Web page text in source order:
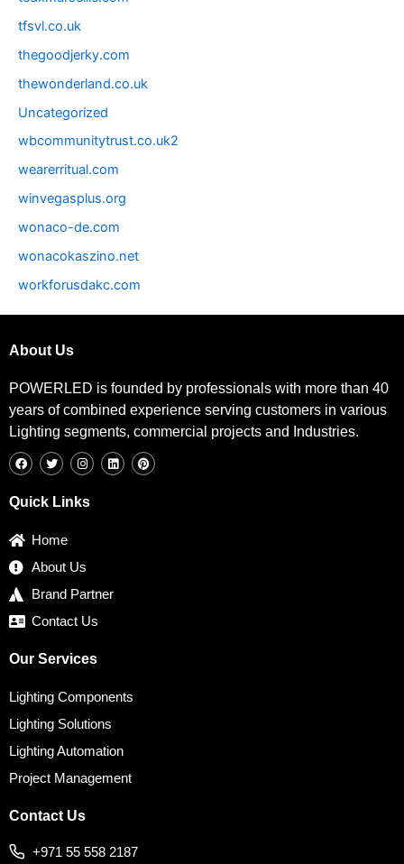
tfsvl.co.uk
thegoodjerky.com
thewonderland.co.uk
Uncategorized
wbcommunitytrust.co.uk2
wearerritual.com
winvegasplus.org
wonaco-de.com
wonacokaszino.net
workforusdakc.com
About Us
POWERLED is founded by professionals with more than 40
years of combined experience serving customers in various
Lighting segments, commercial projects and Industries.
a
c
o
w
i
t
e
n
s
g
i
n
i
n
Quick Links
Home
About Us
Brand Partner
Contact Us
Our Services
Lighting Components
Lighting Solutions
Lighting Automation
Project Management
Contact Us
+971 55 558 2187